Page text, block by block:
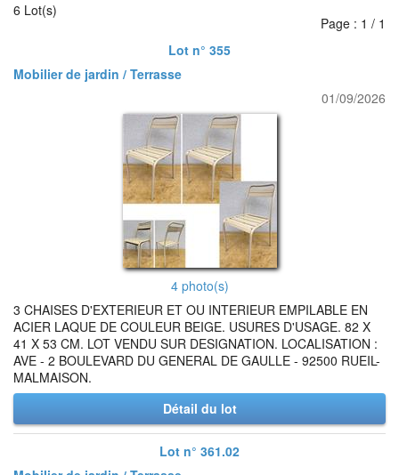
6 Lot(s)
Page : 1 / 1
Lot n° 355
Mobilier de jardin / Terrasse
01/09/2026
4 photo(s)
3 CHAISES D'EXTERIEUR ET OU INTERIEUR EMPILABLE EN
ACIER LAQUE DE COULEUR BEIGE. USURES D'USAGE. 82 X
41 X 53 CM. LOT VENDU SUR DESIGNATION. LOCALISATION :
AVE - 2 BOULEVARD DU GENERAL DE GAULLE - 92500 RUEIL-
MALMAISON.
Détail du lot
Lot n° 361.02